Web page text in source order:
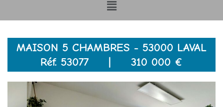
MAISON 5 CHAMBRES - 53000 LAVAL
Réf. 53077 | 310 000 €